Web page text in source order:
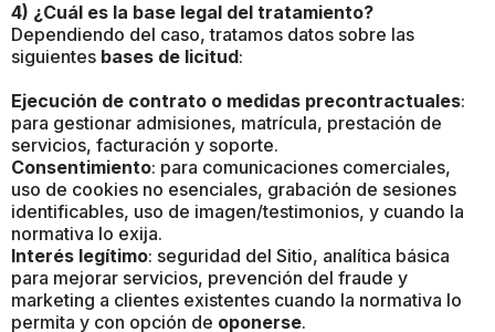
4) ¿Cuál es la base legal del tratamiento?
Dependiendo del caso, tratamos datos sobre las
siguientes bases de licitud:
Ejecución de contrato o medidas precontractuales:
para gestionar admisiones, matrícula, prestación de
servicios, facturación y soporte.
Consentimiento: para comunicaciones comerciales,
uso de cookies no esenciales, grabación de sesiones
identificables, uso de imagen/testimonios, y cuando la
normativa lo exija.
Interés legítimo: seguridad del Sitio, analítica básica
para mejorar servicios, prevención del fraude y
marketing a clientes existentes cuando la normativa lo
permita y con opción de oponerse.